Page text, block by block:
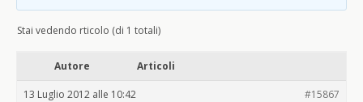
Stai vedendo rticolo (di 1 totali)
Autore Articoli
13 Luglio 2012 alle 10:42 #15867